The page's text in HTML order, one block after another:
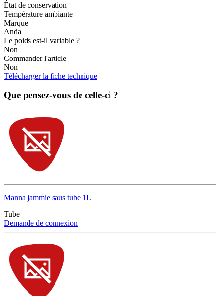
État de conservation
Température ambiante
Marque
Anda
Le poids est-il variable ?
Non
Commander l'article
Non
Télécharger la fiche technique
Que pensez-vous de celle-ci ?
Manna jammie saus tube 1L
Tube
Demande de connexion